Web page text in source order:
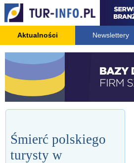
Aktualności Newslettery
Śmierć polskiego
turysty w